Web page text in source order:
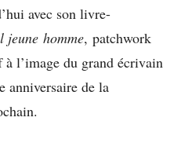
avec son livre-
jeune homme, patchwork
l’image du grand écrivain
anniversaire de la